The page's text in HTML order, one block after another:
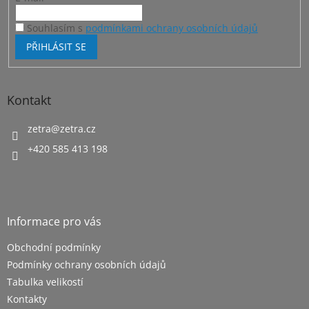
Souhlasím s podmínkami ochrany osobních údajů
PŘIHLÁSIT SE
Kontakt
zetra@zetra.cz
+420 585 413 198
Informace pro vás
Obchodní podmínky
Podmínky ochrany osobních údajů
Tabulka velikostí
Kontakty